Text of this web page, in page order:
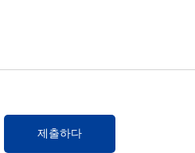
제출하다